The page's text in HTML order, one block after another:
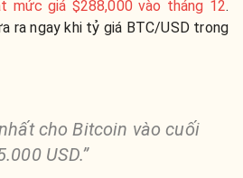
mức giá $288,000 vào tháng 12.
ra ngay khi tỷ giá BTC/USD trong
cho Bitcoin vào cuối
USD.”